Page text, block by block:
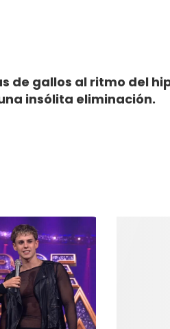
de gallos al ritmo del
insólita eliminación.